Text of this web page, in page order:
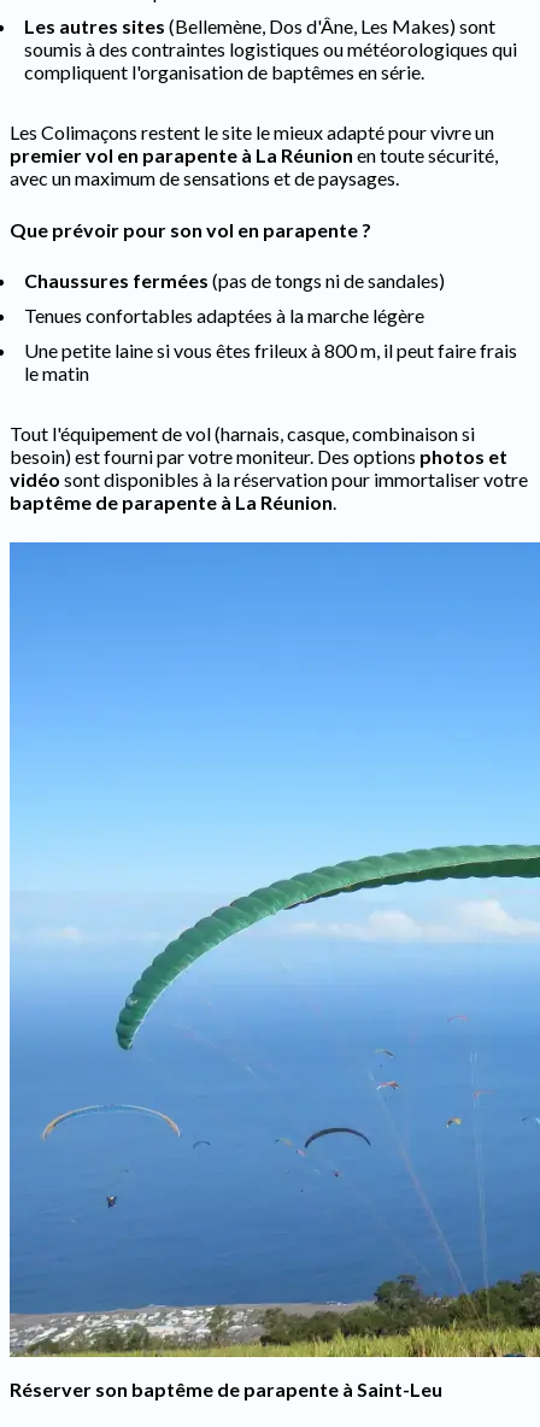
Les autres sites (Bellemène, Dos d'Âne, Les Makes) sont
soumis à des contraintes logistiques ou météorologiques qui
compliquent l'organisation de baptêmes en série.
Les Colimaçons restent le site le mieux adapté pour vivre un
premier vol en parapente à La Réunion en toute sécurité,
avec un maximum de sensations et de paysages.
Que prévoir pour son vol en parapente ?
Chaussures fermées (pas de tongs ni de sandales)
Tenues confortables adaptées à la marche légère
Une petite laine si vous êtes frileux à 800 m, il peut faire frais
le matin
Tout l'équipement de vol (harnais, casque, combinaison si
besoin) est fourni par votre moniteur. Des options photos et
vidéo sont disponibles à la réservation pour immortaliser votre
baptême de parapente à La Réunion.
Réserver son baptême de parapente à Saint-Leu